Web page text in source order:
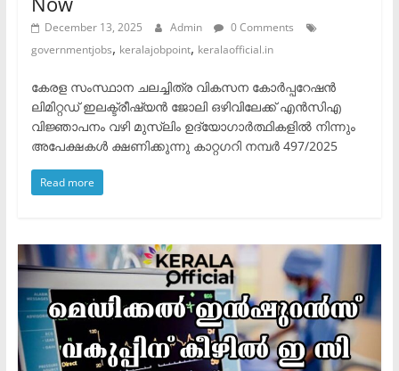
December 13, 2025 Admin
0 Comments
governmentjobs, keralajobpoint, keralaofficial.in
കേരള സംസ്ഥാന ചലച്ചിത്ര വികസന കോർപ്പറേഷൻ
ലിമിറ്റഡ് ഇലക്ട്രീഷ്യൻ ജോലി ഒഴിവിലേക്ക് എൻസിഎ
വിജ്ഞാപനം വഴി മുസ്ലിം ഉദ്യോഗാർത്ഥികളിൽ നിന്നും
അപേക്ഷകൾ ക്ഷണിക്കുന്നു കാറ്റഗറി നമ്പർ 497/2025
Read more